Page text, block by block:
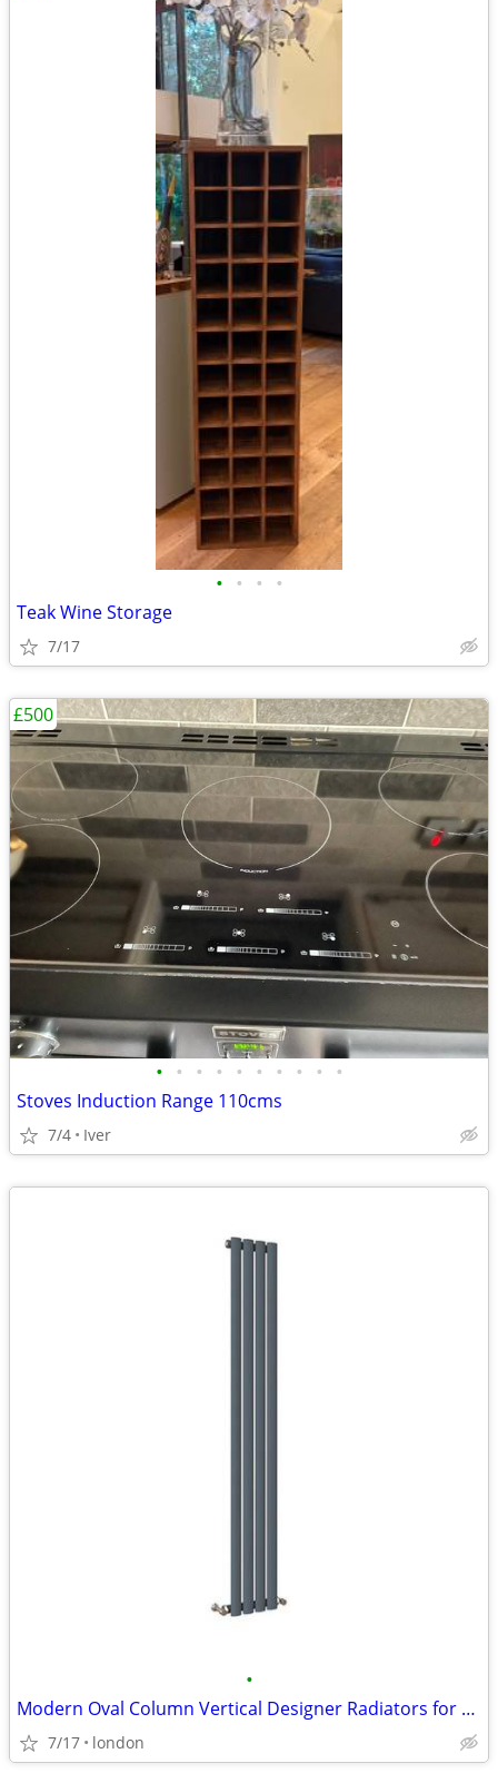
• • • •
Teak Wine Storage
7/17
• • • • • • • • • •
Stoves Induction Range 110cms
7/4 Iver
£500
•
Modern Oval Column Vertical Designer Radiators for Stylish Heating
7/17 london